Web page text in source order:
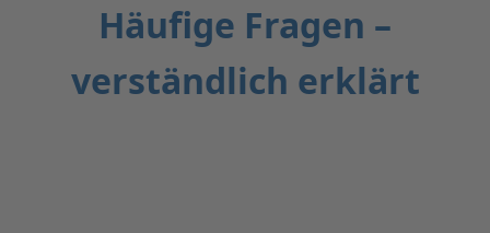
Häufige Fragen –
verständlich erklärt